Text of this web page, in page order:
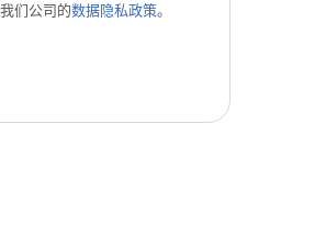
们公司的数据隐私政策。